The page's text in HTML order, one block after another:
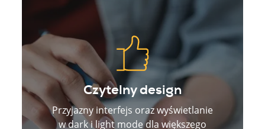
Czytelny design
Przyjazny interfejs oraz wyświetlanie
w dark i light mode dla większego